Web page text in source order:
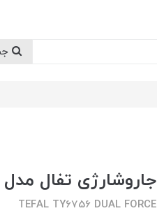
جاروشارژی تفال مدل TY 6756
TEFAL TY6756 DUAL FORCE